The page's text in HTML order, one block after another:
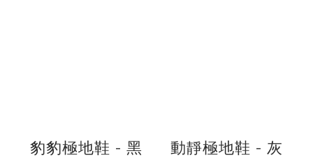
豹豹極地鞋 - 黑
動靜極地鞋 - 灰